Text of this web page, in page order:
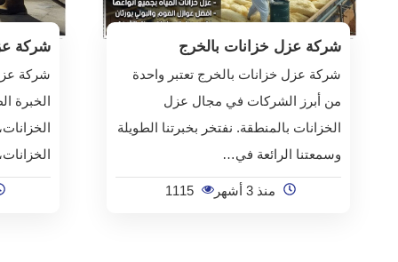
شركة عزل خزانات بالخرج
شركة عزل خزانات بالخرج تعتبر واحدة
من أبرز الشركات في مجال عزل
الخزانات بالمنطقة. نفتخر بخبرتنا الطويلة
وسمعتنا الرائعة في…
منذ 3 أشهر 1115
شركة
شركة
الخبرة